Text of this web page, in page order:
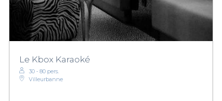
Le Kbox Karaoké
30 - 80 pers.
Villeurbanne